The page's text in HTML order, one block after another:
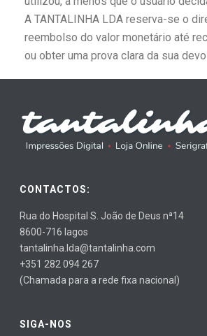
A TANTALINHA LDA reserva-se o
reembolso do valor monetário até
ou obter uma prova clara da sua
CONTACTOS:
Rua do Hospital S. João de Deus nª14
8600-716 lagos
tantalinha.lda@tantalinha.com
+351 282 094 267
(Chamada para a rede fixa nacional)
SIGA-NOS